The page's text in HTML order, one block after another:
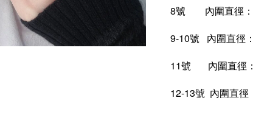
8號
內圍直徑
9-10號 內圍直徑
11號
內圍直徑
12-13號 內圍直徑